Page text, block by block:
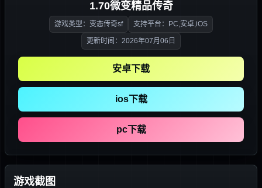
1.70微变精品传奇
游戏类型：变态传奇sf 支持平台：PC,安卓,iOS
更新时间：2026年07月06日
安卓下载
ios下载
pc下载
游戏截图